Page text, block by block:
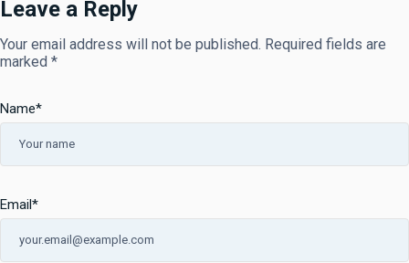
Leave a Reply
Your email address will not be published. Required fields are
marked *
Name*
Email*